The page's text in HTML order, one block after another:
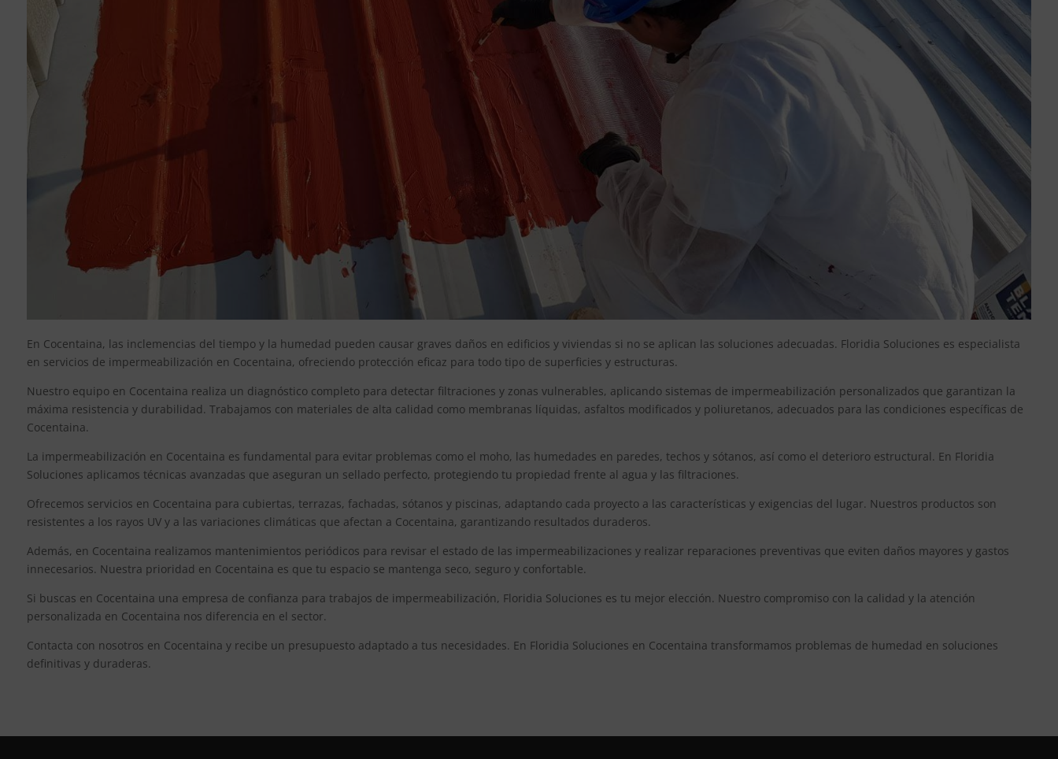
En Cocentaina, las inclemencias del tiempo y la humedad pueden causar graves daños en edificios y viviendas si no se aplican las soluciones adecuadas. Floridia Soluciones es especialista
en servicios de impermeabilización en Cocentaina, ofreciendo protección eficaz para todo tipo de superficies y estructuras.
Nuestro equipo en Cocentaina realiza un diagnóstico completo para detectar filtraciones y zonas vulnerables, aplicando sistemas de impermeabilización personalizados que garantizan la
máxima resistencia y durabilidad. Trabajamos con materiales de alta calidad como membranas líquidas, asfaltos modificados y poliuretanos, adecuados para las condiciones específicas de
Cocentaina.
La impermeabilización en Cocentaina es fundamental para evitar problemas como el moho, las humedades en paredes, techos y sótanos, así como el deterioro estructural. En Floridia
Soluciones aplicamos técnicas avanzadas que aseguran un sellado perfecto, protegiendo tu propiedad frente al agua y las filtraciones.
Ofrecemos servicios en Cocentaina para cubiertas, terrazas, fachadas, sótanos y piscinas, adaptando cada proyecto a las características y exigencias del lugar. Nuestros productos son
resistentes a los rayos UV y a las variaciones climáticas que afectan a Cocentaina, garantizando resultados duraderos.
Además, en Cocentaina realizamos mantenimientos periódicos para revisar el estado de las impermeabilizaciones y realizar reparaciones preventivas que eviten daños mayores y gastos
innecesarios. Nuestra prioridad en Cocentaina es que tu espacio se mantenga seco, seguro y confortable.
Si buscas en Cocentaina una empresa de confianza para trabajos de impermeabilización, Floridia Soluciones es tu mejor elección. Nuestro compromiso con la calidad y la atención
personalizada en Cocentaina nos diferencia en el sector.
Contacta con nosotros en Cocentaina y recibe un presupuesto adaptado a tus necesidades. En Floridia Soluciones en Cocentaina transformamos problemas de humedad en soluciones
definitivas y duraderas.